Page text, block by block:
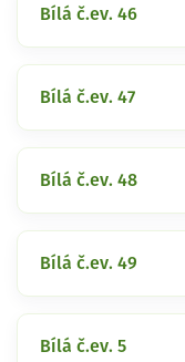
Bílá č.ev. 46
Bílá č.ev. 47
Bílá č.ev. 48
Bílá č.ev. 49
Bílá č.ev. 5